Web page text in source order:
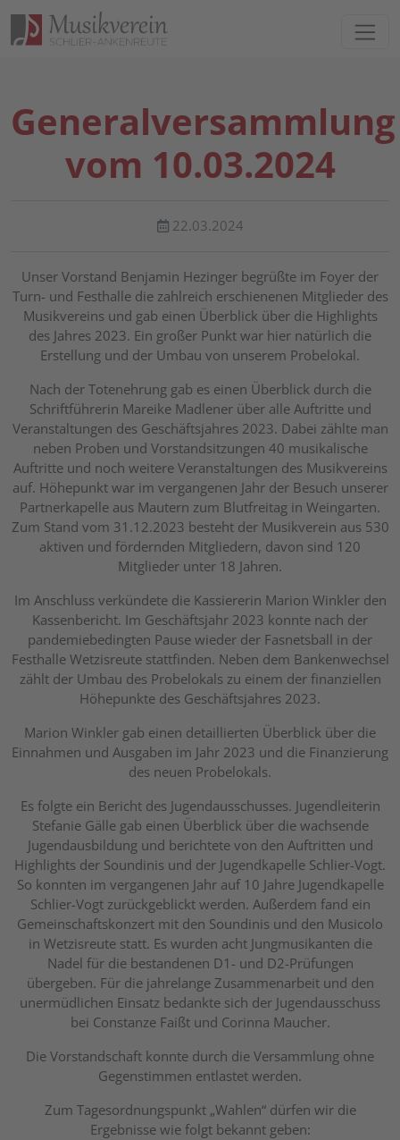
Direkt zur Hauptnavigation springen
Direkt zum Inhalt springen
Generalversammlung
vom 10.03.2024
22.03.2024
Unser Vorstand Benjamin Hezinger begrüßte im Foyer der
Turn- und Festhalle die zahlreich erschienenen Mitglieder des
Musikvereins und gab einen Überblick über die Highlights
des Jahres 2023. Ein großer Punkt war hier natürlich die
Erstellung und der Umbau von unserem Probelokal.
Nach der Totenehrung gab es einen Überblick durch die
Schriftführerin Mareike Madlener über alle Auftritte und
Veranstaltungen des Geschäftsjahres 2023. Dabei zählte man
neben Proben und Vorstandsitzungen 40 musikalische
Auftritte und noch weitere Veranstaltungen des Musikvereins
auf. Höhepunkt war im vergangenen Jahr der Besuch unserer
Partnerkapelle aus Mautern zum Blutfreitag in Weingarten.
Zum Stand vom 31.12.2023 besteht der Musikverein aus 530
aktiven und fördernden Mitgliedern, davon sind 120
Mitglieder unter 18 Jahren.
Im Anschluss verkündete die Kassiererin Marion Winkler den
Kassenbericht. Im Geschäftsjahr 2023 konnte nach der
pandemiebedingten Pause wieder der Fasnetsball in der
Festhalle Wetzisreute stattfinden. Neben dem Bankenwechsel
zählt der Umbau des Probelokals zu einem der finanziellen
Höhepunkte des Geschäftsjahres 2023.
Marion Winkler gab einen detaillierten Überblick über die
Einnahmen und Ausgaben im Jahr 2023 und die Finanzierung
des neuen Probelokals.
Es folgte ein Bericht des Jugendausschusses. Jugendleiterin
Stefanie Gälle gab einen Überblick über die wachsende
Jugendausbildung und berichtete von den Auftritten und
Highlights der Soundinis und der Jugendkapelle Schlier-Vogt.
So konnten im vergangenen Jahr auf 10 Jahre Jugendkapelle
Schlier-Vogt zurückgeblickt werden. Außerdem fand ein
Gemeinschaftskonzert mit den Soundinis und den Musicolo
in Wetzisreute statt. Es wurden acht Jungmusikanten die
Nadel für die bestandenen D1- und D2-Prüfungen
übergeben. Für die jahrelange Zusammenarbeit und den
unermüdlichen Einsatz bedankte sich der Jugendausschuss
bei Constanze Faißt und Corinna Maucher.
Die Vorstandschaft konnte durch die Versammlung ohne
Gegenstimmen entlastet werden.
Zum Tagesordnungspunkt „Wahlen“ dürfen wir die
Ergebnisse wie folgt bekannt geben: